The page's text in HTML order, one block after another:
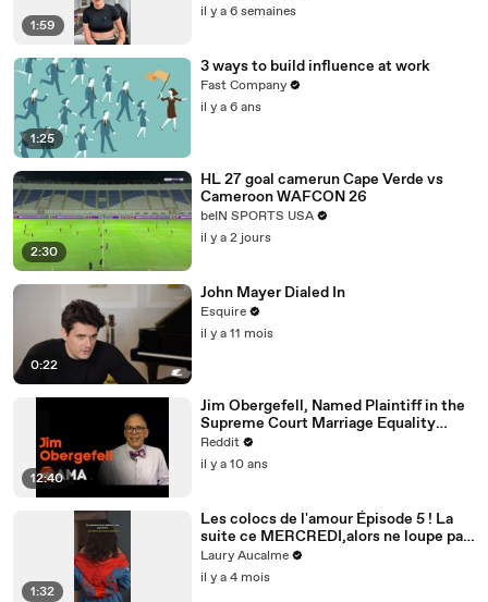
1:59
il y a 6 semaines
1:25
3 ways to build influence at work
Fast Company
il y a 6 ans
2:30
HL 27 goal camerun Cape Verde vs
Cameroon WAFCON 26
beIN SPORTS USA
il y a 2 jours
0:22
John Mayer Dialed In
Esquire
il y a 11 mois
12:40
Jim Obergefell, Named Plaintiff in the
Supreme Court Marriage Equality
Case, Ask Me Anything!
Reddit
il y a 10 ans
1:32
Les colocs de l'amour Épisode 5 ! La
suite ce MERCREDI,alors ne loupe pas
ça! Épisode 5/8 pour la saison 2
Laury Aucalme
il y a 4 mois